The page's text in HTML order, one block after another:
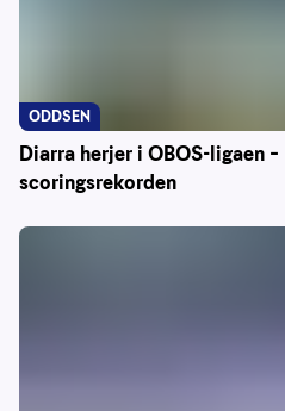
Diarra herjer i OBOS-ligaen
scoringsrekorden
ODDSEN